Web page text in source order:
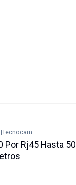
|Tecnocam
Por Rj45 Hasta 50